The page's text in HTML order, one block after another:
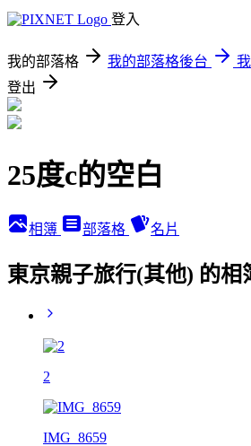
登入
我的部落格 我的部落格後台
登出
25度c的空白
相簿 部落格 名片
東京親子旅行(其他) 的相
2
IMG_8659